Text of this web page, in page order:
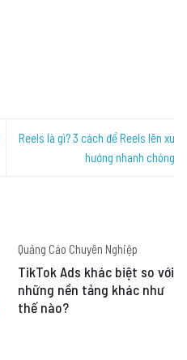
Reels là gì? 3 cách để Reels lên xu
hướng nhanh chóng
Quảng Cáo Chuyên Nghiệp
TikTok Ads khác biệt so với
những nền tảng khác như
thế nào?